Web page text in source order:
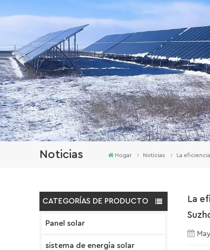
Noticias Hogar Noticias La
CATEGORÍAS DE PRODUCTO
Panel solar
sistema de energía solar
La